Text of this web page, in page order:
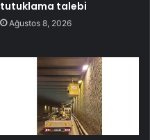
tutuklama talebi
Ağustos 8, 2026